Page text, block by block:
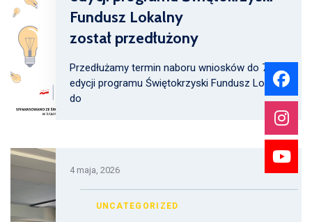
Fundusz Lokalny
został przedłużony
Przedłużamy termin naboru wniosków do 7.
edycji programu Świętokrzyski Fundusz Lokalny
do
4 maja, 2026
UNCATEGORIZED